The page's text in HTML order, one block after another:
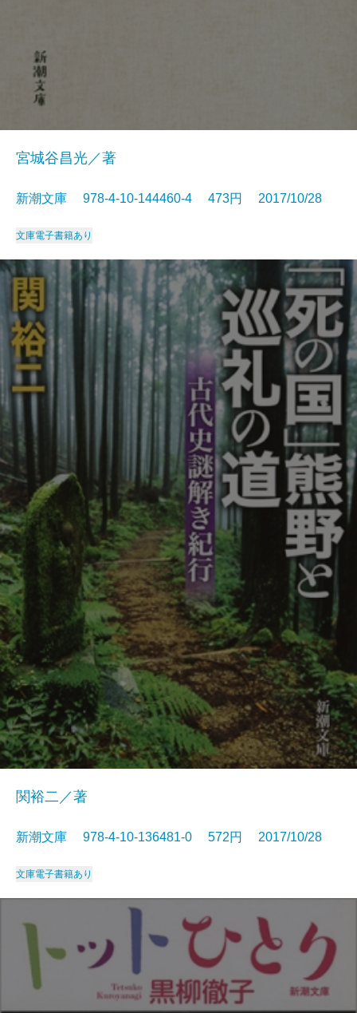
宮城谷昌光／著
新潮文庫 978-4-10-144460-4 473円 2017/10/28
文庫電子書籍あり
関裕二／著
新潮文庫 978-4-10-136481-0 572円 2017/10/28
文庫電子書籍あり